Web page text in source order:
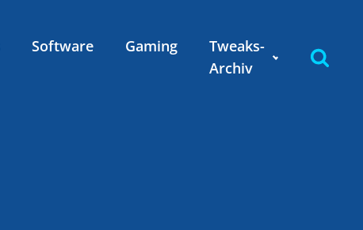
Software Gaming
Tweaks-
Archiv